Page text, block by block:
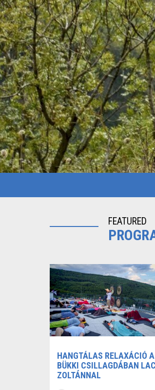
FEATURED
HANGTÁLAS RELAXÁCIÓ A
BÜKKI CSILLAGDÁBAN
ZOLTÁNNAL